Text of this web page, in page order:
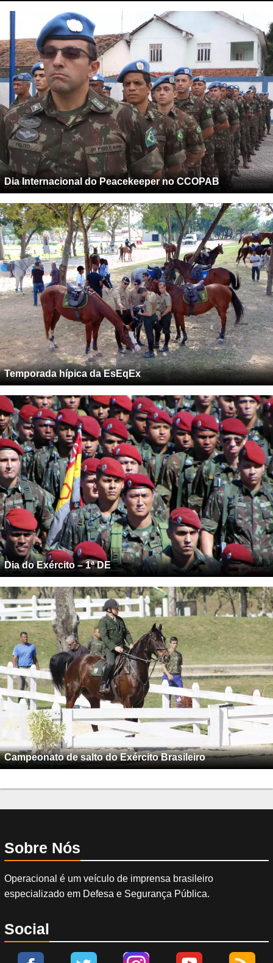
Dia Internacional do Peacekeeper no CCOPAB
Temporada hípica da EsEqEx
Dia do Exército – 1ª DE
Campeonato de salto do Exército Brasileiro
Sobre Nós
Operacional é um veículo de imprensa brasileiro
especializado em Defesa e Segurança Pública.
Social